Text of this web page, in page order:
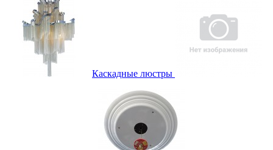
Каскадные люстры